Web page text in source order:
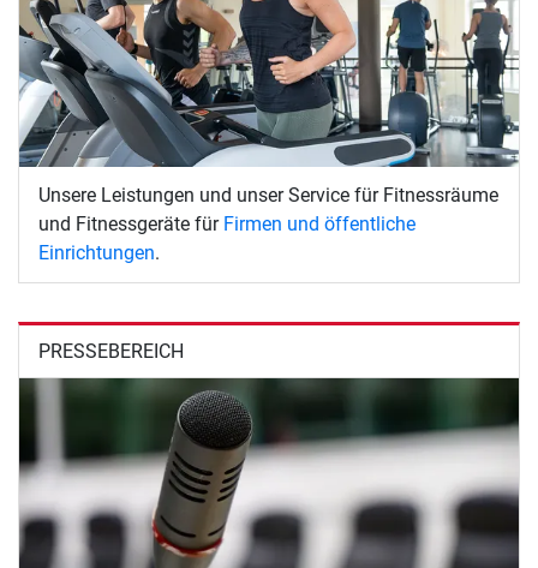
Unsere Leistungen und unser Service für Fitnessräume
und Fitnessgeräte für Firmen und öffentliche
Einrichtungen.
PRESSEBEREICH